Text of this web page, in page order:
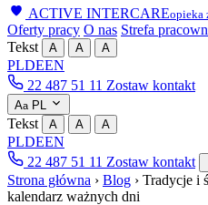
ACTIVE INTERCAREopieka
Oferty pracy O nas Strefa
Tekst
A A A
PLDEEN
22 487 51 11 Zostaw kontakt
Aa PL
Tekst A A A
PLDEEN
22 487 51 11 Zostaw kontakt
Strona główna › Blog › Tradycje i
kalendarz ważnych dni